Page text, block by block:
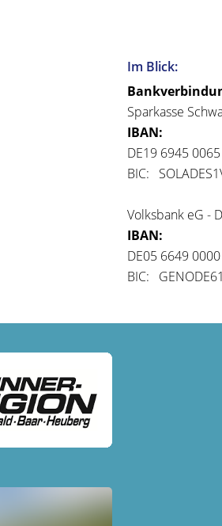
Im Blick:
Sparkasse
IBAN:
DE19 6945
BIC:
Volksbank eG -
IBAN:
DE05 6649
BIC: